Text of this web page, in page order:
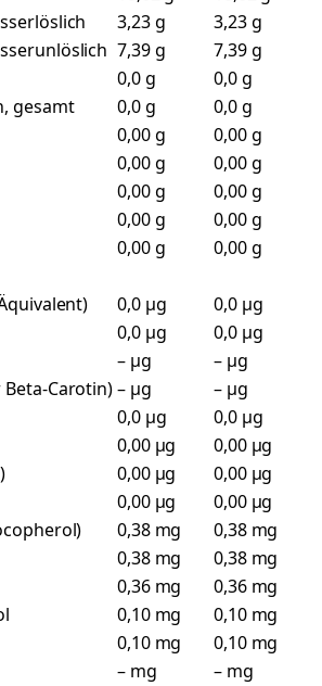
3,23 g
3,23 g
7,39 g
7,39 g
0,0 g
0,0 g
gesamt
0,0 g
0,0 g
0,00 g
0,00 g
0,00 g
0,00 g
0,00 g
0,00 g
0,00 g
0,00 g
0,00 g
0,00 g
0,0 µg
0,0 µg
0,0 µg
0,0 µg
– µg
– µg
Carotin)– µg
– µg
0,0 µg
0,0 µg
0,00 µg
0,00 µg
0,00 µg
0,00 µg
0,00 µg
0,00 µg
0,38 mg
0,38 mg
0,38 mg
0,38 mg
0,36 mg
0,36 mg
0,10 mg
0,10 mg
0,10 mg
0,10 mg
– mg
– mg